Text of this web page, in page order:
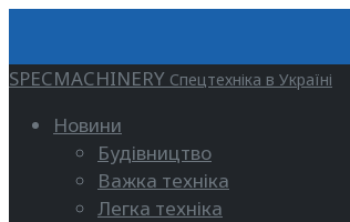
SPECMACHINERY Спецтехніка в Україні
Новини
Будівництво
Важка техніка
Легка техніка